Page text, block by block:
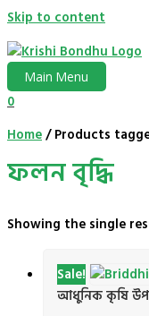
Skip to content
Main Menu
0
Home/ Products
ফলন বৃদ্ধি
Showing the single
Sale!
আধুনিক কৃষি